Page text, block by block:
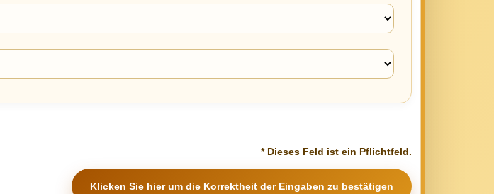
* Dieses Feld ist ein Pflichtfeld.